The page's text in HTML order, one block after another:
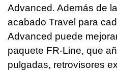
Advanced. Además de
acabado Travel para
Advanced puede
paquete FR-Line, que
pulgadas, retrovisores